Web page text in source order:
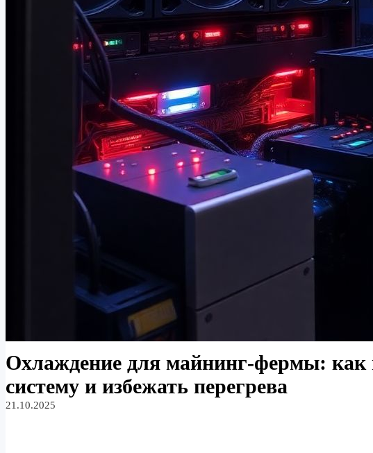
Охлаждение для майнинг-фермы:
систему и избежать перегрева
21.10.2025